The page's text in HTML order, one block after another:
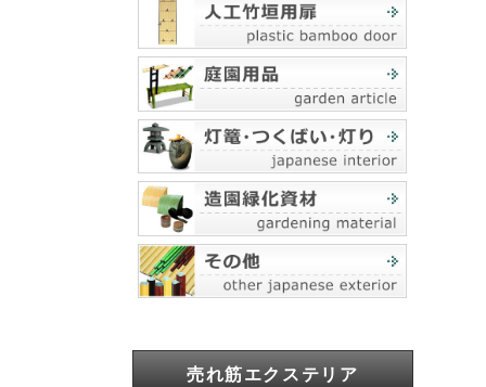
売れ筋エクステリア